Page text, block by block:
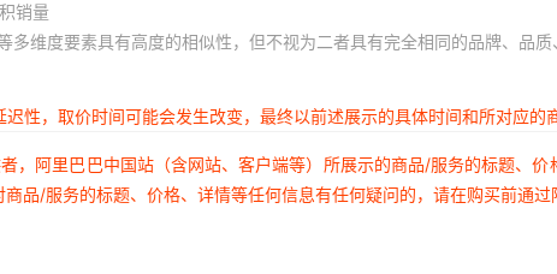
销量
维度要素具有高度的相似性，但不视为二者具有完全相同的品牌、品质
性，取价时间可能会发生改变，最终以前述展示的具体时间和所对应的
，阿里巴巴中国站（含网站、客户端等）所展示的商品/服务的标题、
品/服务的标题、价格、详情等任何信息有任何疑问的，请在购买前通